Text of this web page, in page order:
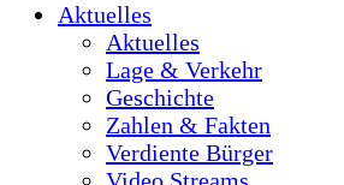
Aktuelles
Aktuelles
Lage & Verkehr
Geschichte
Zahlen & Fakten
Verdiente Bürger